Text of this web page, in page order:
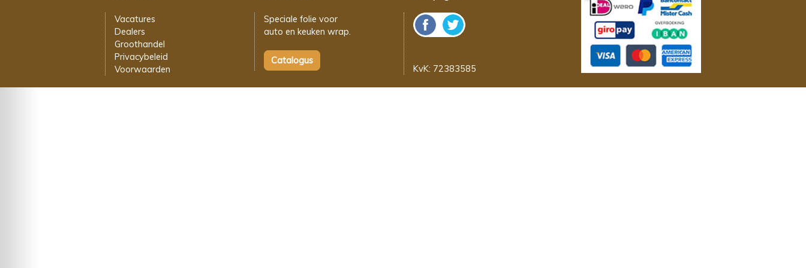
Vacatures
Dealers
Groothandel
Privacybeleid
Voorwaarden
Speciale folie voor
auto en keuken wrap.
KvK: 72383585